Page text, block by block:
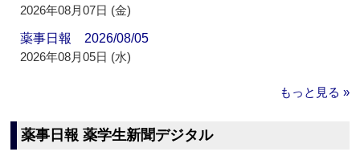
2026年08月07日 (金)
薬事日報 2026/08/05
2026年08月05日 (水)
もっと見る »
薬事日報 薬学生新聞デジタル